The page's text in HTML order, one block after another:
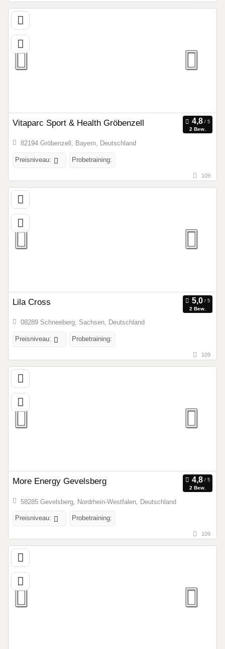
Vitaparc Sport & Health Gröbenzell
2 Bew.
82194 Gröbenzell, Bayern, Deutschland
Preisniveau: Probetraining:
109
Lila Cross
2 Bew.
08289 Schneeberg, Sachsen, Deutschland
Preisniveau: Probetraining:
109
More Energy Gevelsberg
2 Bew.
58285 Gevelsberg, Nordrhein-Westfalen, Deutschland
Preisniveau: Probetraining:
109